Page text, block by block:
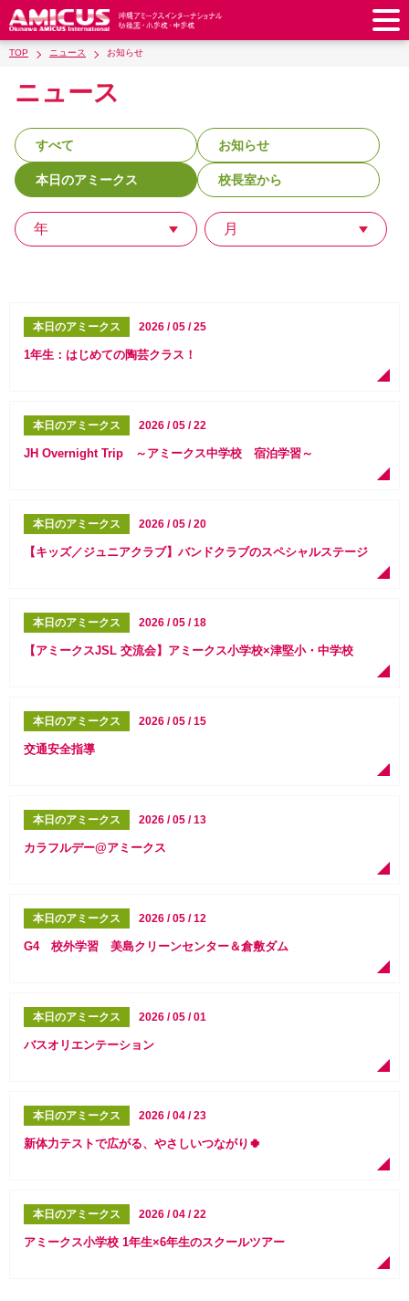
教育理念
教職員紹介 校歌・校章
アミークス・サマースクール ラウンドスクエア
学校施設紹介 学費・諸費一覧
アクセス
幼稚園 預かり保育
制服 サポートランチ
スクールバス SHinE（PTA活動）
小学校
小学校 キッズ／ジュニアクラブ
学童クラブ 制服
中学校
中学校
スクールバス
入園・入学について
学校見学・説明会
在校生保護者の方へ
English
TOP ニュース お知らせ
ニュース
すべて お知らせ
本日のアミークス 校長室から
年 月
本日のアミークス 2026 / 05 / 25
1年生：はじめての陶芸クラス！
本日のアミークス 2026 / 05 / 22
JH Overnight Trip ～アミークス中学校 宿泊学習～
本日のアミークス 2026 / 05 / 20
【キッズ／ジュニアクラブ】バンドクラブのスペシャルステージ
本日のアミークス 2026 / 05 / 18
【アミークスJSL 交流会】アミークス小学校×津堅小・中学校
本日のアミークス 2026 / 05 / 15
交通安全指導
本日のアミークス 2026 / 05 / 13
カラフルデー@アミークス
本日のアミークス 2026 / 05 / 12
G4 校外学習 美島クリーンセンター＆倉敷ダム
本日のアミークス 2026 / 05 / 01
バスオリエンテーション
本日のアミークス 2026 / 04 / 23
新体力テストで広がる、やさしいつながり🍀
本日のアミークス 2026 / 04 / 22
アミークス小学校 1年生×6年生のスクールツアー